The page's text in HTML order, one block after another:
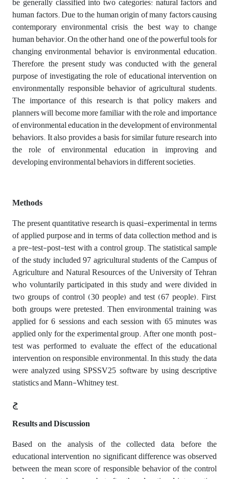
human factors. Due to the human origin of many factors causing
contemporary environmental crisis, the best way to change
human behavior. On the other hand, one of the powerful tools for
changing environmental behavior is environmental education.
Therefore, the present study was conducted with the general
purpose of investigating the role of educational intervention on
environmentally responsible behavior of agricultural students.
The importance of this research is that policy makers and
planners will become more familiar with the role and importance
of environmental education in the development of environmental
behaviors. It also provides a basis for similar future research into
the role of environmental education in improving and
developing environmental behaviors in different societies.
Methods
The present quantitative research is quasi-experimental in terms
of applied purpose and in terms of data collection method and is
a pre-test-post-test with a control group. The statistical sample
of the study included 97 agricultural students of the Campus of
Agriculture and Natural Resources of the University of Tehran
who voluntarily participated in this study and were divided in
two groups of control (30 people) and test (67 people). First,
both groups were pretested. Then environmental training was
applied for 6 sessions and each session with 65 minutes was
applied only for the experimental group. After one month, post-
test was performed to evaluate the effect of the educational
intervention on responsible environmental. In this study, the data
were analyzed using SPSSV25 software by using descriptive
statistics and Mann-Whitney test.
ج
ResultsandDiscussion
Based on the analysis of the collected data, before the
educational intervention, no significant difference was observed
between the mean score of responsible behavior of the control